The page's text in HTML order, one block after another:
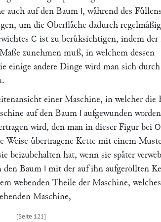
auch auf den Baum , waͤhrend des
um die Oberflaͤche dadurch
C ist zu beruͤksichtigen, indem der
zunehmen muß, in welchem dessen
einige andere Dinge wird man sich
einer Maschine, in welcher die
auf den Baum
aufgewunden
wird, den man in dieser Figur bei O
Weise uͤbertragene Kette mit einem
beizubehalten hat, wenn sie spaͤter
den Baum
mit der auf ihn aufgerollten
webenden Theile der Maschine, welches
Maschine,